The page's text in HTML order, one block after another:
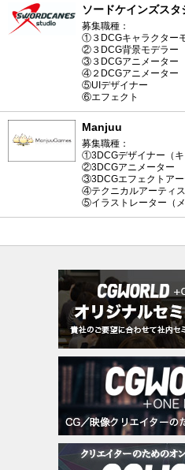
ソードケインズスタ
募集職種：
①３DCGキャラクター
②３DCG背景モデラー
③３DCGアニメーター
④２DCGアニメーター
⑤UIデザイナー
⑥エフェクト
Manjuu
募集職種：
①3DCGデザイナー（キ
②3DCGアニメーター
③3DCGエフェクトアー
④テクニカルアーティス
⑤イラストレーター（メ